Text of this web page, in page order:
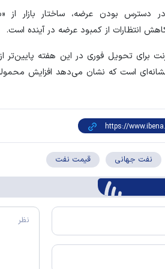
دسترس بودن عرضه، ساختار بازار از
انتظارات از کمبود عرضه در آینده است.
برای تحویل فوری در این هفته پایین‌تر
است که نشان می‌دهد افزایش
نفت جهانی قیمت نفت